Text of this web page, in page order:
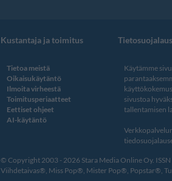
Kustantaja ja toimitus
Tietoa meistä
Oikaisukäytäntö
Ilmoita virheestä
Toimitusperiaatteet
Eettiset ohjeet
AI-käytäntö
Käytämme
sivustoa
tallentamisen
© Copyright 2003 - 2026 Stara Media Online Oy.
Viihdetaivas®, Miss Pop®, Mister Pop®, Popstar®,